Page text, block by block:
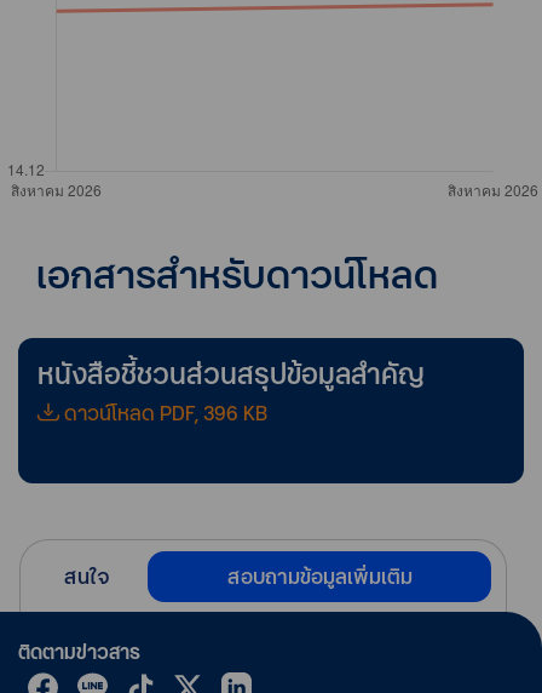
เอกสารสำหรับดาวน์โหลด
หนังสือชี้ชวนส่วนสรุปข้อมูลสำคัญ
ดาวน์โหลด PDF, 396 KB
สนใจ สอบถามข้อมูลเพิ่มเติม
ติดตามข่าวสาร